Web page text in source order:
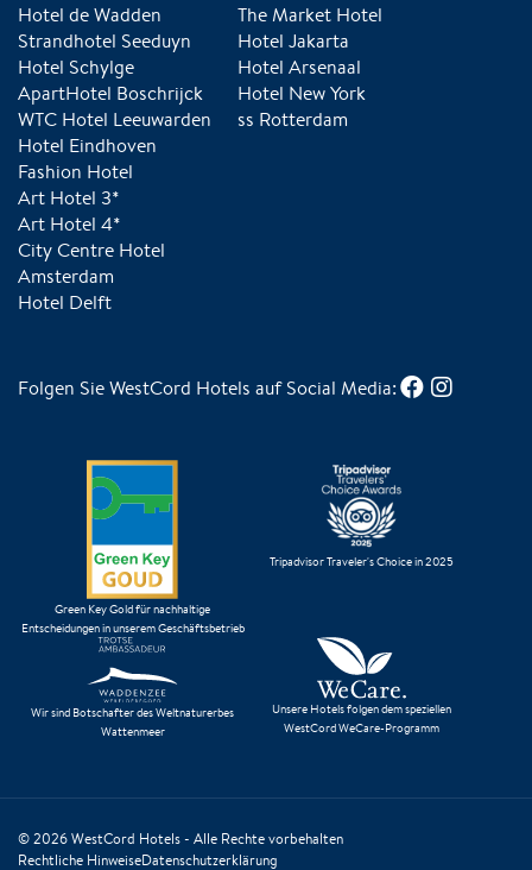
Hotel de Wadden
Strandhotel Seeduyn
Hotel Schylge
ApartHotel Boschrijck
WTC Hotel Leeuwarden
Hotel Eindhoven
Fashion Hotel
Art Hotel 3*
Art Hotel 4*
City Centre Hotel
Amsterdam
Hotel Delft
The Market Hotel
Hotel Jakarta
Hotel Arsenaal
Hotel New York
ss Rotterdam
Folgen Sie WestCord Hotels auf Social Media:
Green Key Gold für nachhaltige
Entscheidungen in unserem Geschäftsbetrieb
Tripadvisor Traveler's Choice in 2025
Wir sind Botschafter des Weltnaturerbes
Wattenmeer
Unsere Hotels folgen dem speziellen
WestCord WeCare-Programm
© 2026 WestCord Hotels - Alle Rechte vorbehalten
Rechtliche HinweiseDatenschutzerklärung